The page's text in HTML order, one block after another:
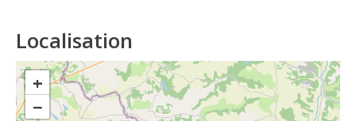
Localisation
+
−